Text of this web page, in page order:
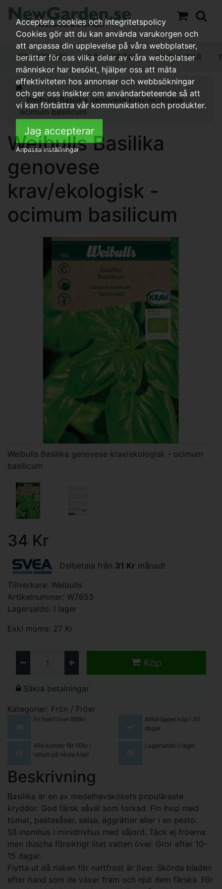
BEVATTNING FRÖN / FRÖER GRÖNYTOR
Weibulls Basilika genovese krav/ekologisk -
ocimum basilicum
Weibulls Basilika
genovese
krav/ekologisk -
ocimum basilicum
Weibulls Basilika genovese krav/ekologisk - ocimum
basilicum
34 Kr
Delbetala från 31 Kr månad!
Tillverkare: Weibulls
Artikelnummer: W7653
Lagersaldo: I lager
Exkl moms: 27 Kr
Köp
Säkra betalningar
Kategorier: Frön / Fröer
Fri frakt över 999kr
Alltid öppet köp i 30
dagar
Alla kunder får 50kr i
rabatt på nästa köp!
Lagersaldo: I lager
Beskrivning
Basilika är en av medelhavskökets populäraste
kryddor. God färsk såväl som torkad. Fin ihop med
tomat, pastasåser, salsa, äggrätter eller i en pesto.
Så inomhus i minidrivhus med såjord. Täck ej fröerna
men duscha försiktigt litet vatten över. Gror efter 10-
15 dagar.
Flytta ut då risken för nattfrost är över. Skörda bladen
efter hand som de växer fram och njut dem färska. För
Acceptera cookies och integritetspolicy
Cookies gör att du kan använda varukorgen och
att anpassa din upplevelse på våra webbplatser,
berättar för oss vilka delar av våra webbplatser
människor har besökt, hjälper oss att mäta
effektiviteten hos annonser och webbsökningar
och ger oss insikter om användarbeteende så att
vi kan förbättra vår kommunikation och produkter.
Jag accepterar
Anpassa inställningar